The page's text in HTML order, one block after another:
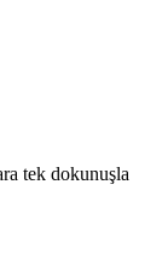
tek dokunuşla